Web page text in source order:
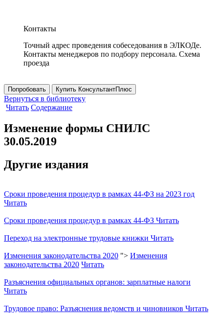
Контакты
Точный адрес проведения собеседования в ЭЛКОДе.
Контакты менеджеров по подбору персонала. Схема
проезда
Попробовать Купить КонсультантПлюс
Вернуться в библиотеку
Читать Содержание
Изменение формы СНИЛС
30.05.2019
Другие издания
Сроки проведения процедур в рамках 44-ФЗ на 2023 год
Читать
Сроки проведения процедур в рамках 44-ФЗ Читать
Переход на электронные трудовые книжки Читать
Изменения законодательства 2020 "> Изменения
законодательства 2020 Читать
Разъяснения официальных органов: зарплатные налоги
Читать
Трудовое право: Разъяснения ведомств и чиновников Читать